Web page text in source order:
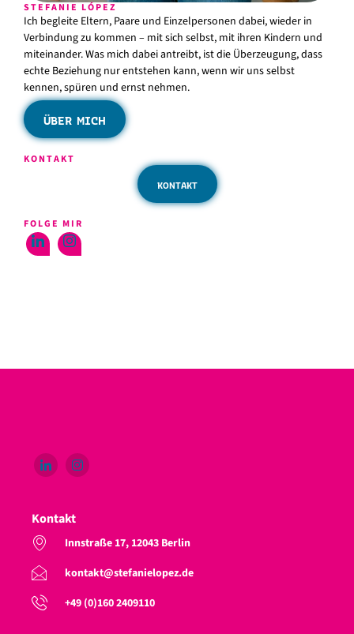
STEFANIE LÓPEZ
Ich begleite Eltern, Paare und Einzelpersonen dabei, wieder in
Verbindung zu kommen – mit sich selbst, mit ihren Kindern und
miteinander. Was mich dabei antreibt, ist die Überzeugung, dass
echte Beziehung nur entstehen kann, wenn wir uns selbst
kennen, spüren und ernst nehmen.
ÜBER MICH
KONTAKT
KONTAKT
FOLGE MIR
Kontakt
Innstraße 17, 12043 Berlin
kontakt@stefanielopez.de
+49 (0)160 2409110